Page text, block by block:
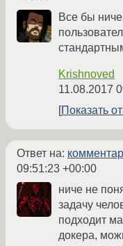
Все бы
Krishnoved
11.08.2017
Показать
Ответ на:
09:51:23 +00:00
ниче не
задачу
подходит
докера,